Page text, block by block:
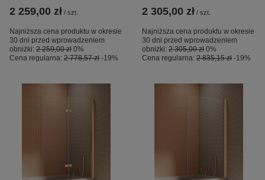
2 259,00 zł / szt.
Najniższa cena produktu w okresie
30 dni przed wprowadzeniem
obniżki: 2 259,00 zł 0%
Cena regularna: 2 778,57 zł -19%
2 305,00 zł / szt.
Najniższa cena produktu w okresie
30 dni przed wprowadzeniem
obniżki: 2 305,00 zł 0%
Cena regularna: 2 835,15 zł -19%